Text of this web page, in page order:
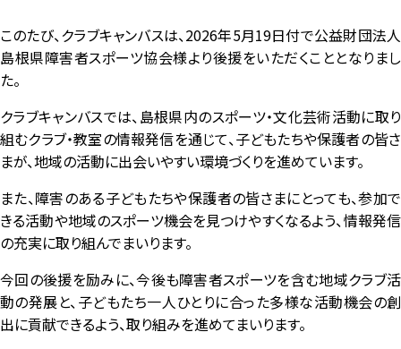
このたび、クラブキャンバスは、2026年5月19日付で公益財団法人
島根県障害者スポーツ協会様より後援をいただくこととなりまし
た。
クラブキャンバスでは、島根県内のスポーツ・文化芸術活動に取り
組むクラブ・教室の情報発信を通じて、子どもたちや保護者の皆さ
まが、地域の活動に出会いやすい環境づくりを進めています。
また、障害のある子どもたちや保護者の皆さまにとっても、参加で
きる活動や地域のスポーツ機会を見つけやすくなるよう、情報発信
の充実に取り組んでまいります。
今回の後援を励みに、今後も障害者スポーツを含む地域クラブ活
動の発展と、子どもたち一人ひとりに合った多様な活動機会の創
出に貢献できるよう、取り組みを進めてまいります。